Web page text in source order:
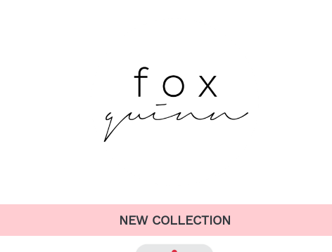
NEW COLLECTION